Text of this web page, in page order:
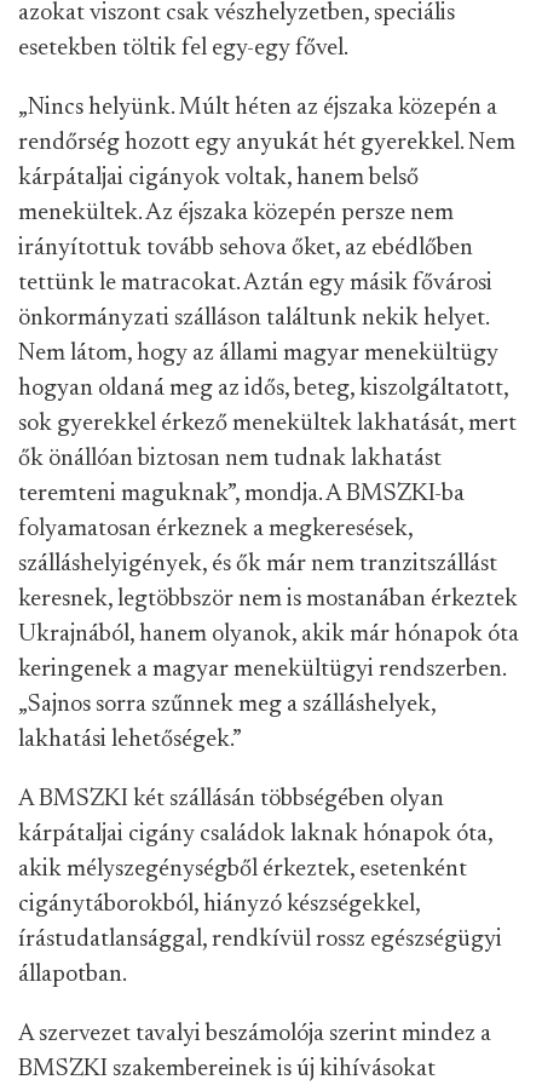
azokat viszont csak vészhelyzetben, speciális
esetekben töltik fel egy-egy fővel.
„Nincs helyünk. Múlt héten az éjszaka közepén a
rendőrség hozott egy anyukát hét gyerekkel. Nem
kárpátaljai cigányok voltak, hanem belső
menekültek. Az éjszaka közepén persze nem
irányítottuk tovább sehova őket, az ebédlőben
tettünk le matracokat. Aztán egy másik fővárosi
önkormányzati szálláson találtunk nekik helyet.
Nem látom, hogy az állami magyar menekültügy
hogyan oldaná meg az idős, beteg, kiszolgáltatott,
sok gyerekkel érkező menekültek lakhatását, mert
ők önállóan biztosan nem tudnak lakhatást
teremteni maguknak”, mondja. A BMSZKI-ba
folyamatosan érkeznek a megkeresések,
szálláshelyigények, és ők már nem tranzitszállást
keresnek, legtöbbször nem is mostanában érkeztek
Ukrajnából, hanem olyanok, akik már hónapok óta
keringenek a magyar menekültügyi rendszerben.
„Sajnos sorra szűnnek meg a szálláshelyek,
lakhatási lehetőségek.”
A BMSZKI két szállásán többségében olyan
kárpátaljai cigány családok laknak hónapok óta,
akik mélyszegénységből érkeztek, esetenként
cigánytáborokból, hiányzó készségekkel,
írástudatlansággal, rendkívül rossz egészségügyi
állapotban.
A szervezet tavalyi beszámolója szerint mindez a
BMSZKI szakembereinek is új kihívásokat